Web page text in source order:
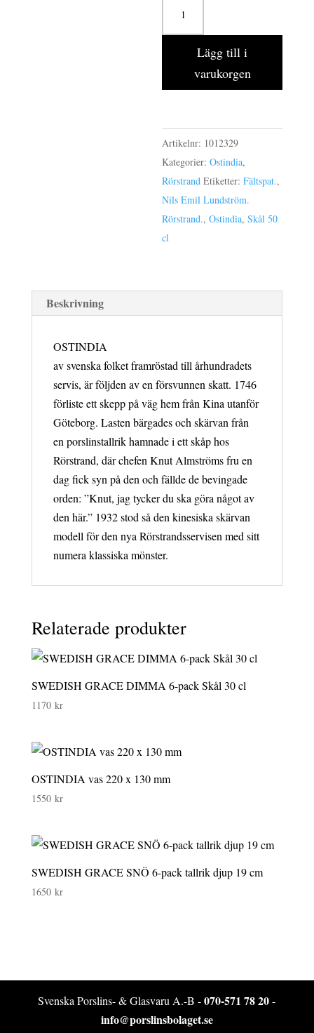
pack
Lägg till i
varukorgen
Artikelnr: 1012329
Kategorier:Ostindia,
Rörstrand Etiketter:Fältspat.,
Nils Emil Lundström.
Rörstrand.,Ostindia,Skål 50
cl
Beskrivning
OSTINDIA
av svenska folket framröstad till århundradets
servis, är följden av en försvunnen skatt. 1746
förliste ett skepp på väg hem från Kina utanför
Göteborg. Lasten bärgades och skärvan från
en porslinstallrik hamnade i ett skåp hos
Rörstrand, där chefen Knut Almströms fru en
dag fick syn på den och fällde de bevingade
orden: ”Knut, jag tycker du ska göra något av
den här.” 1932 stod så den kinesiska skärvan
modell för den nya Rörstrandsservisen med sitt
numera klassiska mönster.
Relaterade produkter
SWEDISH GRACE DIMMA 6-pack Skål 30 cl
1170 kr
OSTINDIA vas 220 x 130 mm
1550 kr
SWEDISH GRACE SNÖ 6-pack tallrik djup 19 cm
1650 kr
Svenska Porslins- & Glasvaru A.-B -070-571 78 20-
info@porslinsbolaget.se